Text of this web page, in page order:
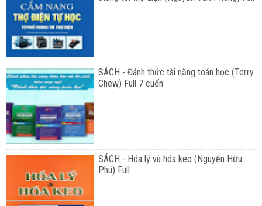
SÁCH - Đánh thức tài năng toán học (Terry
Chew) Full 7 cuốn
SÁCH - Hóa lý và hóa keo (Nguyễn Hữu
Phú) Full